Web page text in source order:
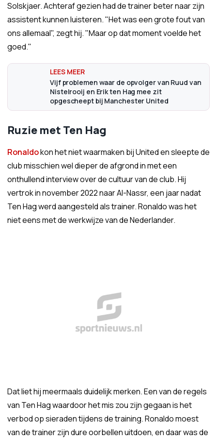
Solskjaer. Achteraf gezien had de trainer beter naar zijn
assistent kunnen luisteren. "Het was een grote fout van
ons allemaal", zegt hij. "Maar op dat moment voelde het
goed."
Vijf problemen waar de opvolger van Ruud van
Nistelrooij en Erik ten Hag mee zit
opgescheept bij Manchester United
Ruzie met Ten Hag
Ronaldokon het niet waarmaken bij United en sleepte de
club misschien wel dieper de afgrond in met een
onthullend interview over de cultuur van de club. Hij
vertrok in november 2022 naar Al-Nassr, een jaar nadat
Ten Hag werd aangesteld als trainer. Ronaldo was het
niet eens met de werkwijze van de Nederlander.
Dat liet hij meermaals duidelijk merken. Een van de regels
van Ten Hag waardoor het mis zou zijn gegaan is het
verbod op sieraden tijdens de training. Ronaldo moest
van de trainer zijn dure oorbellen uitdoen, en daar was de